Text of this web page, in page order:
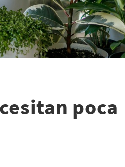
poca